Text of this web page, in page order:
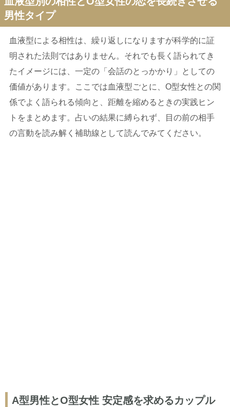
男性タイプ
血液型による相性は、繰り返しになりますが科学的に証
明された法則ではありません。それでも長く語られてき
たイメージには、一定の「会話のとっかかり」としての
価値があります。ここでは血液型ごとに、O型女性との関
係でよく語られる傾向と、距離を縮めるときの実践ヒン
トをまとめます。占いの結果に縛られず、目の前の相手
の言動を読み解く補助線として読んでみてください。
A型男性とO型女性 安定感を求めるカップル